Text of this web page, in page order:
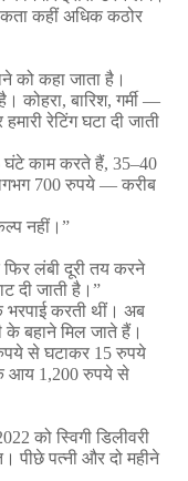
कहीं अधिक कठोर
को कहा जाता है।
कोहरा, बारिश, गर्मी —
हमारी रेटिंग घटा दी जाती
घंटे काम करते हैं, 35–40
700 रुपये — करीब
नहीं। ”
फिर लंबी दूरी तय करने
दी जाती है। ”
भरपाई करती थीं। अब
के बहाने मिल जाते हैं।
से घटाकर 15 रुपये
आय 1,200 रुपये से
को स्विगी डिलीवरी
पीछे पत्नी और दो महीने